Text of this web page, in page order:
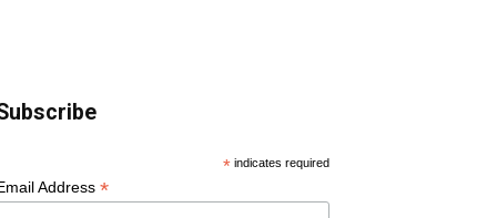
* indicates required
Address *